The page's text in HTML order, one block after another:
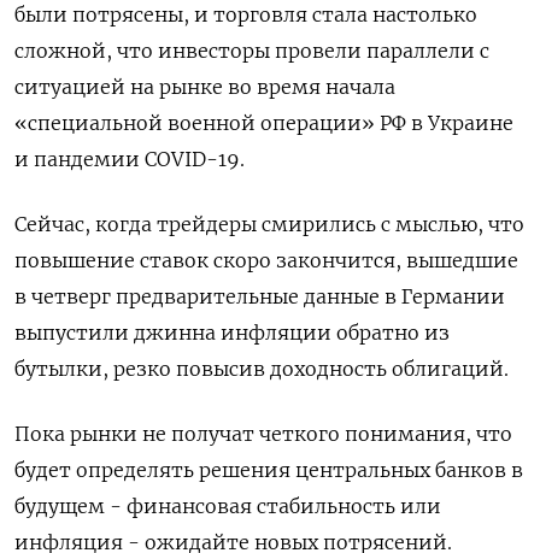
были потрясены, и торговля стала настолько
сложной, что инвесторы провели параллели с
ситуацией на рынке во время начала
«специальной военной операции» РФ в Украине
и пандемии COVID-19.
Сейчас, когда трейдеры смирились с мыслью, что
повышение ставок скоро закончится, вышедшие
в четверг предварительные данные в Германии
выпустили джинна инфляции обратно из
бутылки, резко повысив доходность облигаций.
Пока рынки не получат четкого понимания, что
будет определять решения центральных банков в
будущем - финансовая стабильность или
инфляция - ожидайте новых потрясений.